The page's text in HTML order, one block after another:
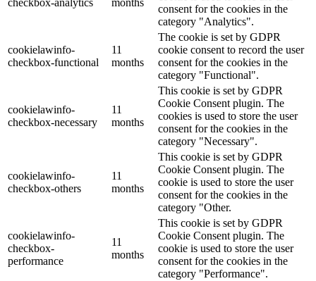
checkbox-analytics
months
consent for the cookies in the
category "Analytics".
cookielawinfo-
checkbox-functional
11
months
The cookie is set by GDPR
cookie consent to record the user
consent for the cookies in the
category "Functional".
cookielawinfo-
checkbox-necessary
11
months
This cookie is set by GDPR
Cookie Consent plugin. The
cookies is used to store the user
consent for the cookies in the
category "Necessary".
cookielawinfo-
checkbox-others
11
months
This cookie is set by GDPR
Cookie Consent plugin. The
cookie is used to store the user
consent for the cookies in the
category "Other.
cookielawinfo-
checkbox-
performance
11
months
This cookie is set by GDPR
Cookie Consent plugin. The
cookie is used to store the user
consent for the cookies in the
category "Performance".